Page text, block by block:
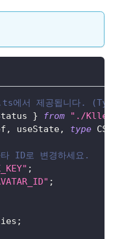
에서 제공됩니다.
} from
"./
, useState, type
ID로 변경하세요.
;
;
;